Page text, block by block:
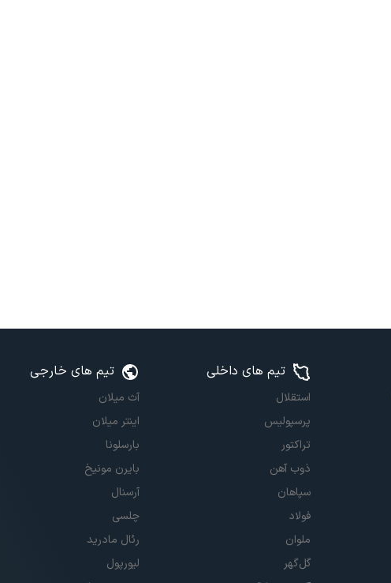
تیم های داخلی
استقلال
پرسپولیس
تراکتور
ذوب آهن
سپاهان
فولاد
ملوان
گل‌گهر
تیم های خارجی
آث میلان
اینتر میلان
بارسلونا
بایرن مونیخ
آرسنال
چلسی
رئال مادرید
لیورپول